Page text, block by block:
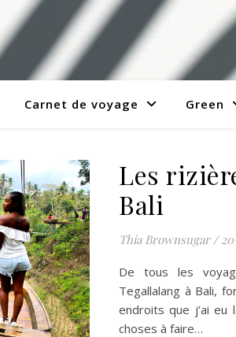
Carnet de voyage Green
Les
Bali
Thia Brownsugar /
De tous les
Tegallalang à Bali,
endroits que j’ai eu
choses à faire…